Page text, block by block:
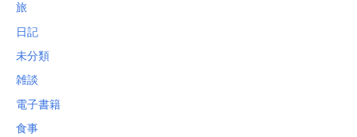
旅
日記
未分類
雑談
電子書籍
食事